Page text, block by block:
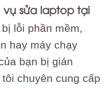
vụ sửa laptop tại
lỗi phần mềm,
hay máy chạy
bạn bị gián
chuyên cung cấp